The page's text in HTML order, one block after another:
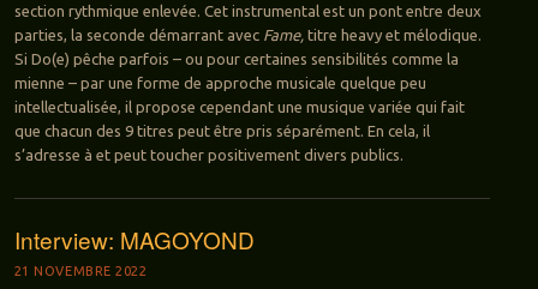
section rythmique enlevée. Cet instrumental est un pont entre deux
parties, la seconde démarrant avec Fame,titre heavy et mélodique.
Si Do(e) pêche parfois – ou pour certaines sensibilités comme la
mienne – par une forme de approche musicale quelque peu
intellectualisée, il propose cependant une musique variée qui fait
que chacun des 9 titres peut être pris séparément. En cela, il
s’adresse à et peut toucher positivement divers publics.
Interview: MAGOYOND
21 NOVEMBRE 2022